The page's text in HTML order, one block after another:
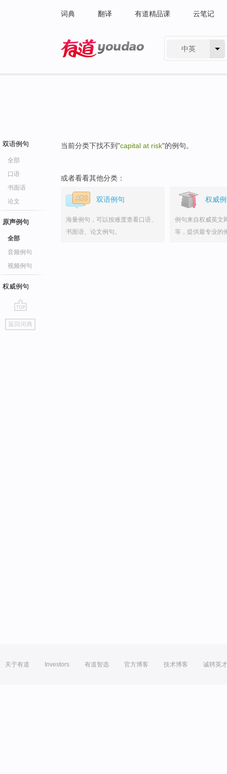
词典 翻译 有道精品课 云笔记
中英
双语例句
全部
口语
书面语
论文
原声例句
全部
音频例句
视频例句
权威例句
go
top
返回词典
当前分类下找不到"capital at risk"的例句。
或者看看其他分类：
双语例句
海量例句，可以按难度查看口语、
书面语、论文例句。
权威
例句来自权威英文
等，提供最专业的
关于有道 Investors 有道智选 官方博客 技术博客 诚聘英才